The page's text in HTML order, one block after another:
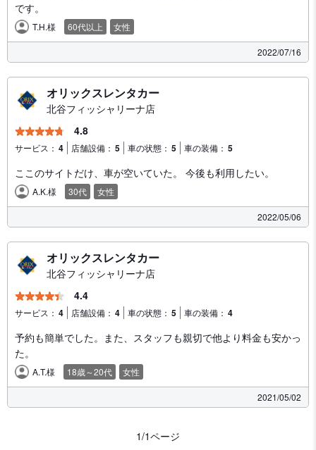
です。
T.H.様 60代以上 女性
2022/07/16
オリックスレンタカー
北谷フィッシャリーナ店
4.8
サービス： 4 店舗設備： 5 車の状態： 5 車の装備： 5
ここのサイトだけ、車が空いていた。 今後も利用したい。
A.K.様 30代 女性
2022/05/06
オリックスレンタカー
北谷フィッシャリーナ店
4.4
サービス： 4 店舗設備： 4 車の状態： 5 車の装備： 4
予約も簡単でした。また、スタッフも親切で他より料金も安かっ
た。
A.T.様 18歳～20代 女性
2021/05/02
1/1ページ